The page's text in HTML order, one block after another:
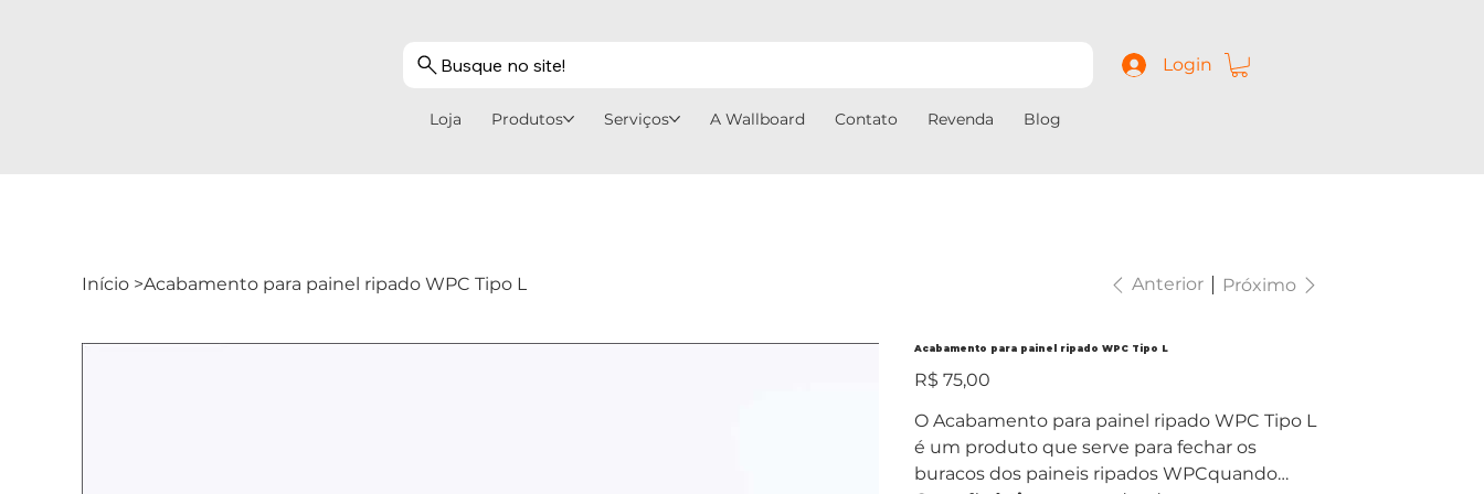
Busque no site! Login
Loja Produtos Serviços A Wallboard Contato Revenda Blog
Início >Acabamento para painel ripado WPC Tipo L Anterior Próximo
Acabamento para painel ripado WPC Tipo L
Preço
R$ 75,00
O Acabamento para painel ripado WPC Tipo L
é um produto que serve para fechar os
buracos dos paineis ripados WPCquando